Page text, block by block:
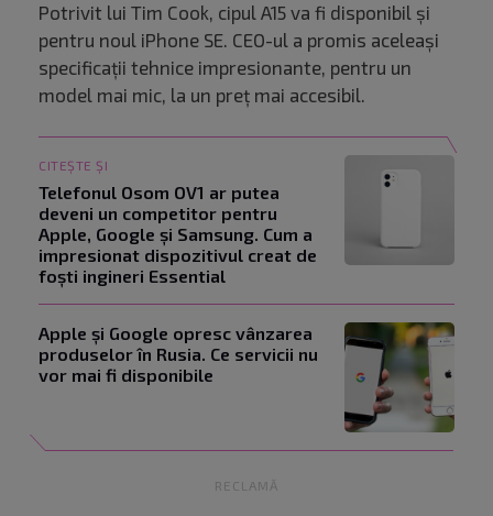
Potrivit lui Tim Cook, cipul A15 va fi disponibil și
pentru noul iPhone SE. CEO-ul a promis aceleași
specificații tehnice impresionante, pentru un
model mai mic, la un preț mai accesibil.
CITEȘTE ȘI
Telefonul Osom OV1 ar putea
deveni un competitor pentru
Apple, Google și Samsung. Cum a
impresionat dispozitivul creat de
foști ingineri Essential
Apple și Google opresc vânzarea
produselor în Rusia. Ce servicii nu
vor mai fi disponibile
RECLAMĂ